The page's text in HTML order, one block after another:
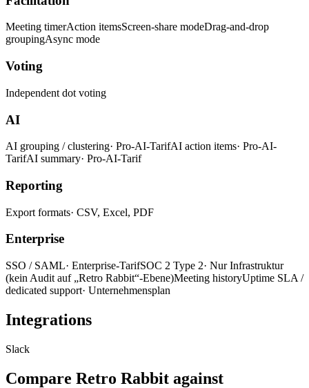
Meeting timerAction itemsScreen-share modeDrag-and-drop
groupingAsync mode
Voting
Independent dot voting
AI
AI grouping / clustering· Pro-AI-TarifAI action items· Pro-AI-
TarifAI summary· Pro-AI-Tarif
Reporting
Export formats· CSV, Excel, PDF
Enterprise
SSO / SAML· Enterprise-TarifSOC 2 Type 2· Nur Infrastruktur
(kein Audit auf „Retro Rabbit“-Ebene)Meeting historyUptime SLA /
dedicated support· Unternehmensplan
Integrations
Slack
Compare Retro Rabbit against